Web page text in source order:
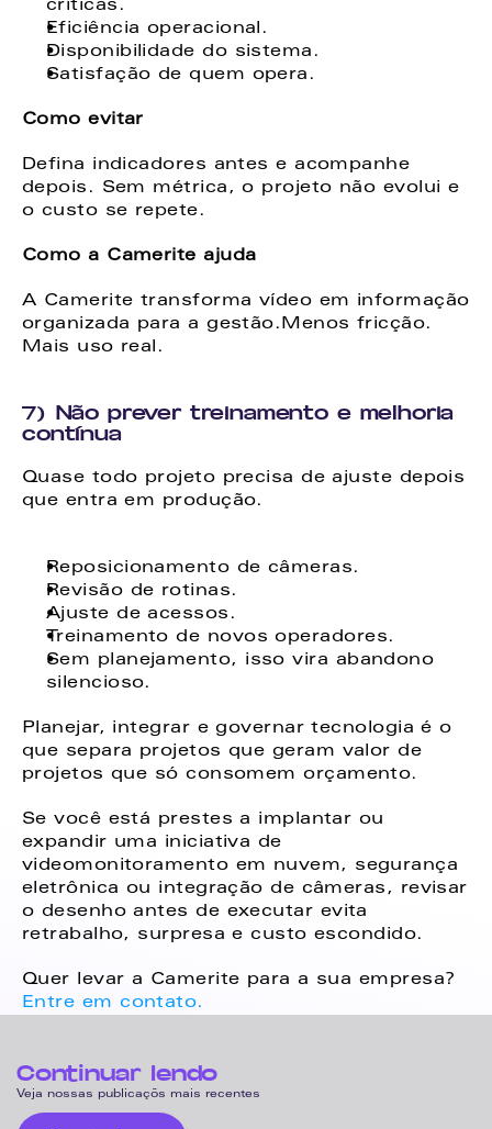
críticas.
Eficiência operacional.
Disponibilidade do sistema.
Satisfação de quem opera.
Como evitar
Defina indicadores antes e acompanhe
depois. Sem métrica, o projeto não evolui e
o custo se repete.
Como a Camerite ajuda
A Camerite transforma vídeo em informação
organizada para a gestão.Menos fricção.
Mais uso real.
7) Não prever treinamento e melhoria
contínua
Quase todo projeto precisa de ajuste depois
que entra em produção.
Reposicionamento de câmeras.
Revisão de rotinas.
Ajuste de acessos.
Treinamento de novos operadores.
Sem planejamento, isso vira abandono
silencioso.
Planejar, integrar e governar tecnologia é o
que separa projetos que geram valor de
projetos que só consomem orçamento.
Se você está prestes a implantar ou
expandir uma iniciativa de
videomonitoramento em nuvem, segurança
eletrônica ou integração de câmeras, revisar
o desenho antes de executar evita
retrabalho, surpresa e custo escondido.
Entre em contato.
Continuar lendo
Veja nossas publicaçõs mais recentes